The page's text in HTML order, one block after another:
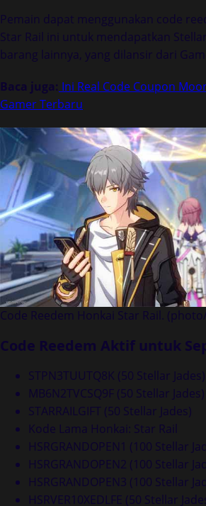
Pemain dapat menggunakan code
Star Rail ini untuk mendapatkan
barang lainnya, yang dilansir dari
Baca juga: Ini Real Code Coupon
Gamer Terbaru
Code Reedem Honkai Star Rail.
Code Reedem Aktif untuk
STPN3TUUTQ8K (50 Stellar Jades)
MB6N2TVCSQ9F (50 Stellar Jades)
STARRAILGIFT (50 Stellar Jades)
Kode Lama Honkai: Star Rail
HSRGRANDOPEN1 (100 Stellar
HSRGRANDOPEN2 (100 Stellar
HSRGRANDOPEN3 (100 Stellar
HSRVER10XEDLFE (50 Stellar